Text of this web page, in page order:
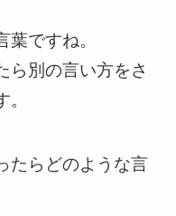
ですね。
ら別の言い方をさ
たらどのような言